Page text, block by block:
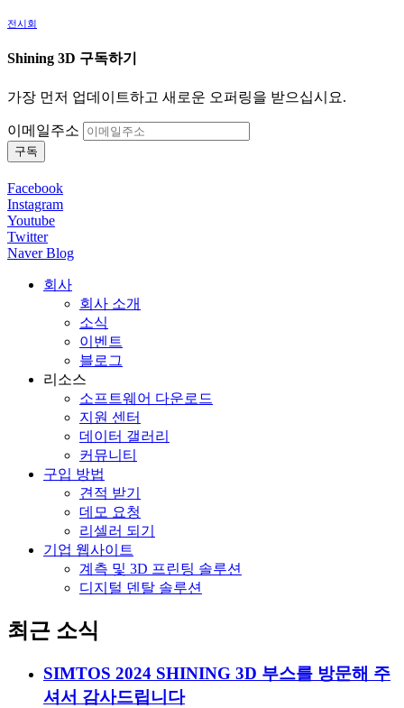
전시회
Shining 3D 구독하기
가장 먼저 업데이트하고 새로운 오퍼링을 받으십시요.
이메일주소
Facebook
Instagram
Youtube
Twitter
Naver Blog
회사
회사 소개
소식
이벤트
블로그
리소스
소프트웨어 다운로드
지원 센터
데이터 갤러리
커뮤니티
구입 방법
견적 받기
데모 요청
리셀러 되기
기업 웹사이트
계측 및 3D 프린팅 솔루션
디지털 덴탈 솔루션
최근 소식
SIMTOS 2024 SHINING 3D 부스를 방문해 주
셔서 감사드립니다